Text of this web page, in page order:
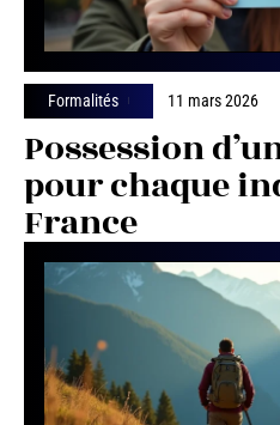
Formalités 11 mars 2026
Possession
pour chaque
France